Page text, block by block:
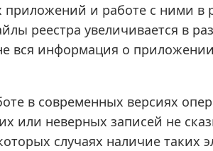
и работе с ними в
реестра увеличивается в
вся информация о
в современных версиях
или неверных записей не
случаях наличие таких